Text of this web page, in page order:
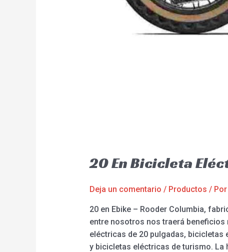
20 En Bicicleta
Deja un comentario / Productos / Por
20 en Ebike – Rooder Columbia,
entre nosotros nos traerá
eléctricas de 20 pulgadas,
y bicicletas eléctricas de turismo.